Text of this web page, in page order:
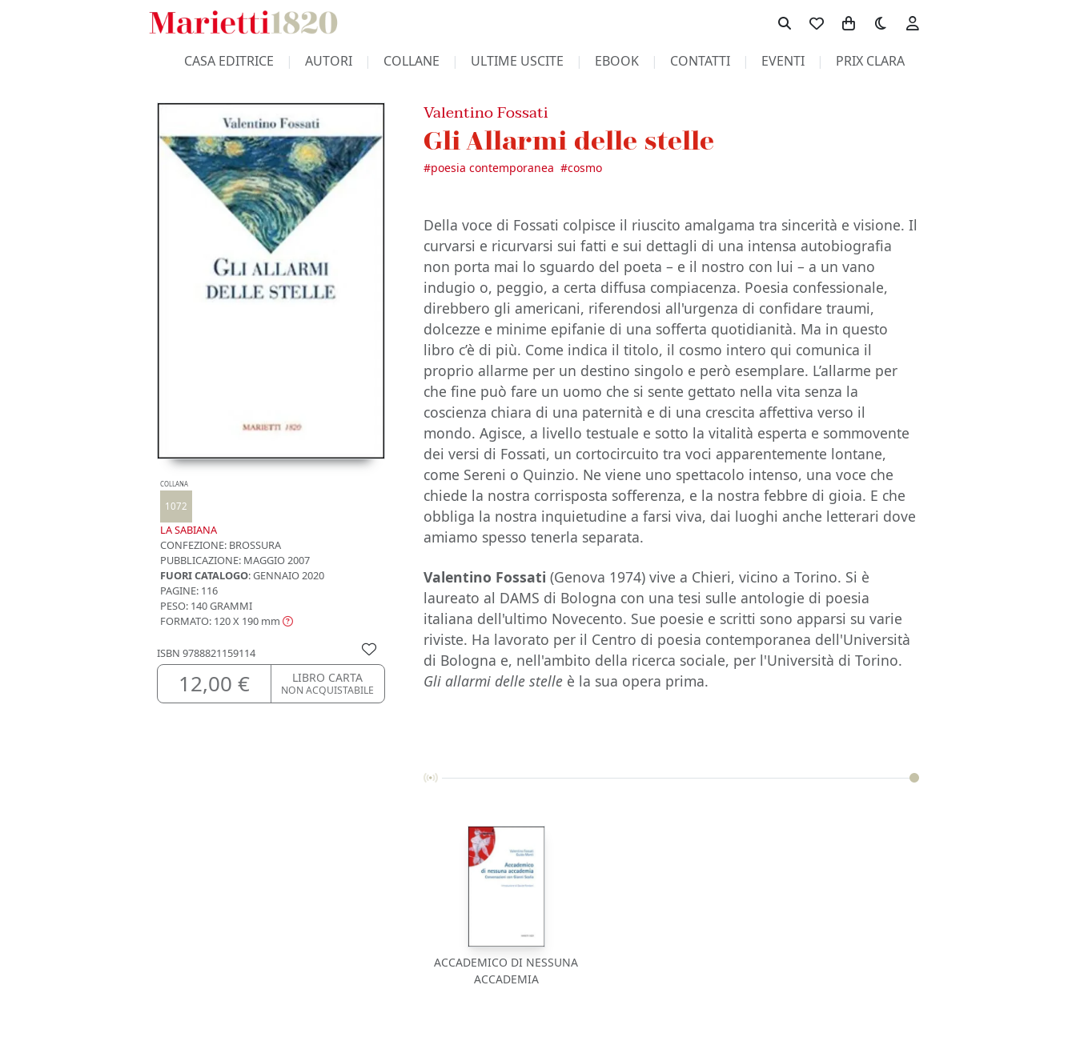
Toggle theme
CASA EDITRICE AUTORI COLLANE ULTIME USCITE EBOOK CONTATTI EVENTI PRIX CLARA
COLLANA
1072
LA SABIANA
CONFEZIONE: BROSSURA
PUBBLICAZIONE: MAGGIO 2007
FUORI CATALOGO: GENNAIO 2020
PAGINE: 116
PESO: 140 GRAMMI
FORMATO: 120 X 190 mm
ISBN 9788821159114
12,00 € LIBRO CARTA
NON ACQUISTABILE
Valentino Fossati
Gli Allarmi delle stelle
#poesia contemporanea #cosmo
Della voce di Fossati colpisce il riuscito amalgama tra sincerità e visione. Il
curvarsi e ricurvarsi sui fatti e sui dettagli di una intensa autobiografia
non porta mai lo sguardo del poeta – e il nostro con lui – a un vano
indugio o, peggio, a certa diffusa compiacenza. Poesia confessionale,
direbbero gli americani, riferendosi all'urgenza di confidare traumi,
dolcezze e minime epifanie di una sofferta quotidianità. Ma in questo
libro c’è di più. Come indica il titolo, il cosmo intero qui comunica il
proprio allarme per un destino singolo e però esemplare. L’allarme per
che fine può fare un uomo che si sente gettato nella vita senza la
coscienza chiara di una paternità e di una crescita affettiva verso il
mondo. Agisce, a livello testuale e sotto la vitalità esperta e sommovente
dei versi di Fossati, un cortocircuito tra voci apparentemente lontane,
come Sereni o Quinzio. Ne viene uno spettacolo intenso, una voce che
chiede la nostra corrisposta sofferenza, e la nostra febbre di gioia. E che
obbliga la nostra inquietudine a farsi viva, dai luoghi anche letterari dove
amiamo spesso tenerla separata.
Valentino Fossati (Genova 1974) vive a Chieri, vicino a Torino. Si è
laureato al DAMS di Bologna con una tesi sulle antologie di poesia
italiana dell'ultimo Novecento. Sue poesie e scritti sono apparsi su varie
riviste. Ha lavorato per il Centro di poesia contemporanea dell'Università
di Bologna e, nell'ambito della ricerca sociale, per l'Università di Torino.
Gli allarmi delle stelle è la sua opera prima.
ACCADEMICO DI NESSUNA
ACCADEMIA